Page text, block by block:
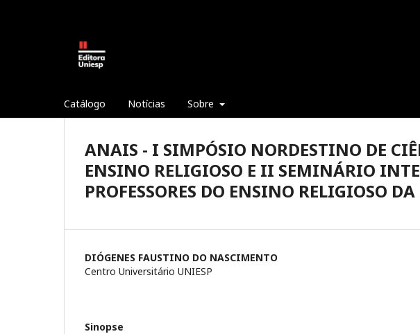
Catálogo Notícias Sobre
ANAIS - I SIMPÓSIO NORDESTINO DE
ENSINO RELIGIOSO E II SEMINÁRIO
PROFESSORES DO ENSINO RELIGIOSO
DIÓGENES FAUSTINO DO NASCIMENTO
Centro Universitário UNIESP
Sinopse